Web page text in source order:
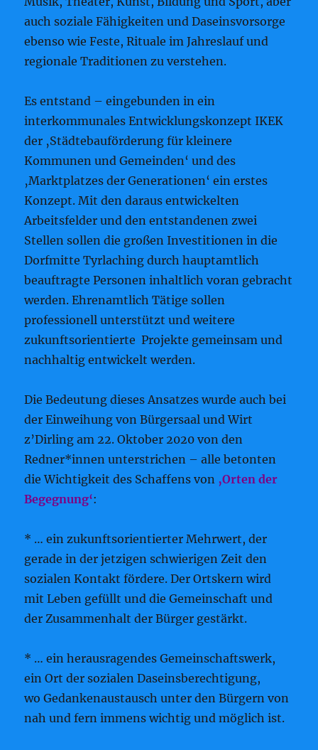
auch soziale Fähigkeiten und Daseinsvorsorge
ebenso wie Feste, Rituale im Jahreslauf und
regionale Traditionen zu verstehen.
Es entstand – eingebunden in ein
interkommunales Entwicklungskonzept IKEK
der ‚Städtebauförderung für kleinere
Kommunen und Gemeinden‘ und des
‚Marktplatzes der Generationen‘ ein erstes
Konzept. Mit den daraus entwickelten
Arbeitsfelder und den entstandenen zwei
Stellen sollen die großen Investitionen in die
Dorfmitte Tyrlaching durch hauptamtlich
beauftragte Personen inhaltlich voran gebracht
werden. Ehrenamtlich Tätige sollen
professionell unterstützt und weitere
zukunftsorientierte Projekte gemeinsam und
nachhaltig entwickelt werden.
Die Bedeutung dieses Ansatzes wurde auch bei
der Einweihung von Bürgersaal und Wirt
z’Dirling am 22. Oktober 2020 von den
Redner*innen unterstrichen – alle betonten
die Wichtigkeit des Schaffens von ‚Orten der
Begegnung‘:
* … ein zukunftsorientierter Mehrwert, der
gerade in der jetzigen schwierigen Zeit den
sozialen Kontakt fördere. Der Ortskern wird
mit Leben gefüllt und die Gemeinschaft und
der Zusammenhalt der Bürger gestärkt.
* … ein herausragendes Gemeinschaftswerk,
ein Ort der sozialen Daseinsberechtigung,
wo Gedankenaustausch unter den Bürgern von
nah und fern immens wichtig und möglich ist.